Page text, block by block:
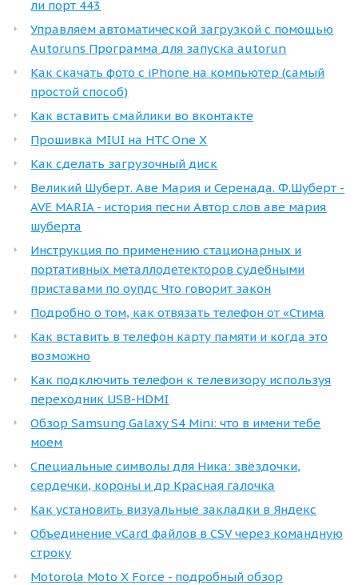
ли порт 443
Управляем автоматической загрузкой с помощью
Autoruns Программа для запуска autorun
Как скачать фото с iPhone на компьютер (самый
простой способ)
Как вставить смайлики во вконтакте
Прошивка MIUI на HTC One X
Как сделать загрузочный диск
Великий Шуберт. Аве Мария и Серенада. Ф.Шуберт -
AVE MARIA - история песни Автор слов аве мария
шуберта
Инструкция по применению стационарных и
портативных металлодетекторов судебными
приставами по оупдс Что говорит закон
Подробно о том, как отвязать телефон от «Стима
Как вставить в телефон карту памяти и когда это
возможно
Как подключить телефон к телевизору используя
переходник USB-HDMI
Обзор Samsung Galaxy S4 Mini: что в имени тебе
моем
Специальные символы для Ника: звёздочки,
сердечки, короны и др Красная галочка
Как установить визуальные закладки в Яндекс
Объединение vCard файлов в CSV через командную
строку
Motorola Moto X Force - подробный обзор